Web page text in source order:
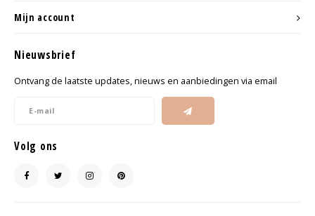
Mijn account
Nieuwsbrief
Ontvang de laatste updates, nieuws en aanbiedingen via email
Volg ons